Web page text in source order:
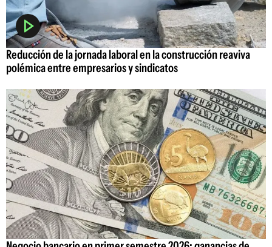
Reducción de la jornada laboral en la construcción reaviva
polémica entre empresarios y sindicatos